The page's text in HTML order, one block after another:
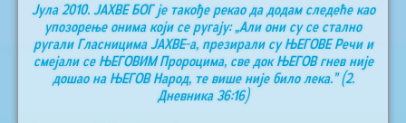
Јула 2010. ЈАХВЕ БОГ је такође рекао да додам следеће као
упозорење онима који се ругају: „Али они су се стално
ругали Гласницима ЈАХВЕ-а, презирали су ЊЕГОВЕ Речи и
смејали се ЊЕГОВИМ Пророцима, све док ЊЕГОВ гнев није
дошао на ЊЕГОВ Народ, те више није било лека.” (2.
Дневника 36:16)